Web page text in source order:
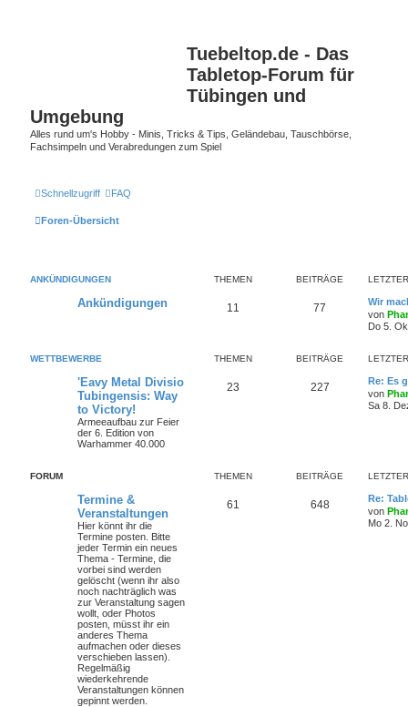
Tuebeltop.de - Das
Tabletop-Forum für
Tübingen und
Umgebung
Alles rund um's Hobby - Minis, Tricks & Tips, Geländebau, Tauschbörse,
Fachsimpeln und Verabredungen zum Spiel
Schnellzugriff FAQ
Foren-Übersicht
ANKÜNDIGUNGEN THEMEN BEITRÄGE
Ankündigungen 11 77
Wir
von
Do 5.
WETTBEWERBE THEMEN BEITRÄGE
'Eavy Metal Divisio
Tubingensis: Way
to Victory!
Armeeaufbau zur Feier
der 6. Edition von
Warhammer 40.000
23 227
Re: Es
von
Sa 8.
FORUM THEMEN BEITRÄGE
Termine &
Veranstaltungen
Hier könnt ihr die
Termine posten. Bitte
jeder Termin ein neues
Thema - Termine, die
vorbei sind werden
gelöscht (wenn ihr also
noch nachträglich was
zur Veranstaltung sagen
wollt, oder Photos
posten, müsst ihr ein
anderes Thema
aufmachen oder dieses
verschieben lassen).
Regelmäßig
wiederkehrende
Veranstaltungen können
gepinnt werden.
61 648
Re:
von
Mo 2.